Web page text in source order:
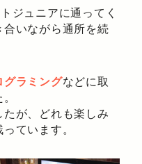
ジュニアに通ってく
いながら通所を続
グラミングなどに取
が、どれも楽しみ
ています。